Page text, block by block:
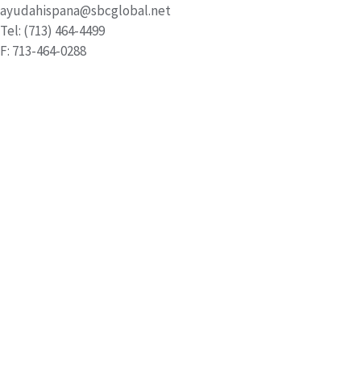
ayudahispana@sbcglobal.net
Tel: (713) 464-4499
F: 713-464-0288